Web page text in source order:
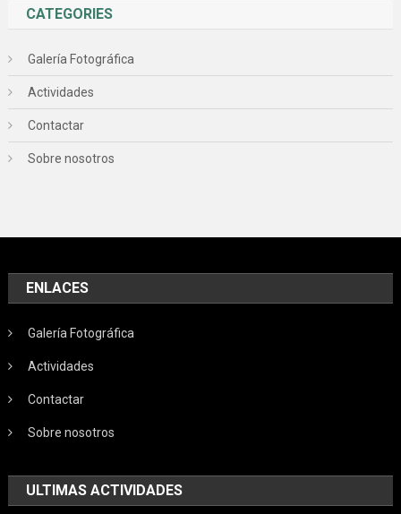
CATEGORIES
Galería Fotográfica
Actividades
Contactar
Sobre nosotros
ENLACES
Galería Fotográfica
Actividades
Contactar
Sobre nosotros
ULTIMAS ACTIVIDADES